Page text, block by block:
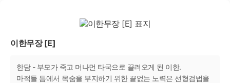
이한무장 [E]
한담 - 부모가 죽고 머나먼 타국으로 끌려오게 된 이한.
마적들 틈에서 목숨을 부지하기 위한 끝없는 노력은 선형검법을